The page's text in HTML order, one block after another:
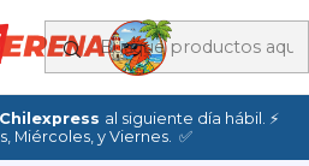
Chilexpress al siguiente día hábil. ⚡
Miércoles, y Viernes. ✅